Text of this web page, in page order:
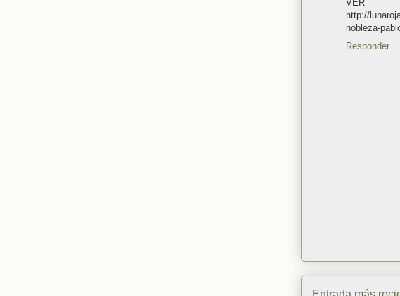
http://
nobleza-
Responder